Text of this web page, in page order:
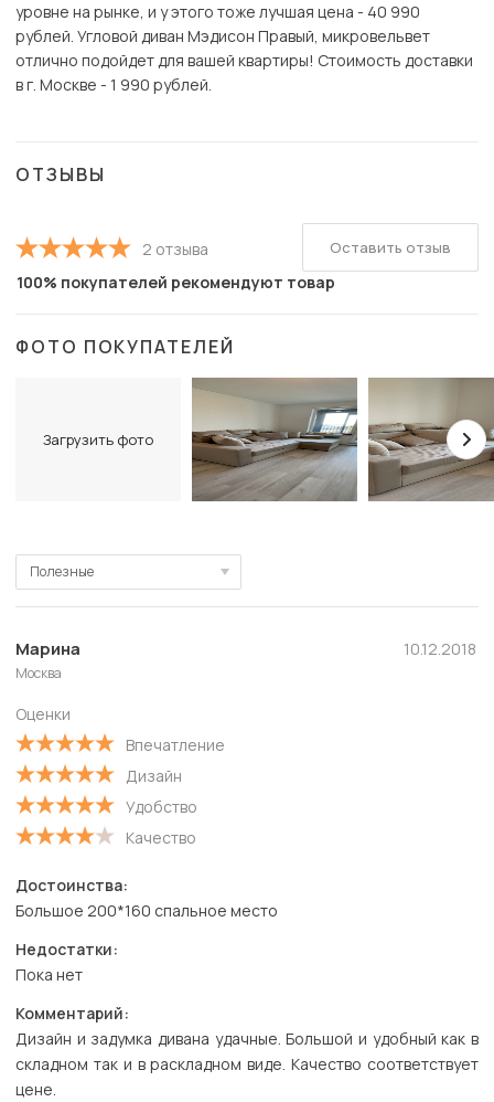
уровне на рынке, и у этого тоже лучшая цена - 40 990
рублей. Угловой диван Мэдисон Правый, микровельвет
отлично подойдет для вашей квартиры! Стоимость доставки
в г. Москве - 1 990 рублей.
ОТЗЫВЫ
2 отзыва
100% покупателей рекомендуют товар
ФОТО ПОКУПАТЕЛЕЙ
Загрузить фото
Полезные
Полезные
Новые
Старые
С высокой оценкой
С низкой оценкой
Марина
Москва
Оценки
Впечатление
Дизайн
Удобство
Качество
10.12.2018
Достоинства:
Большое 200*160 спальное место
Недостатки:
Пока нет
Комментарий:
Дизайн и задумка дивана удачные. Большой и удобный как в
складном так и в раскладном виде. Качество соответствует
цене.
Оставить отзыв